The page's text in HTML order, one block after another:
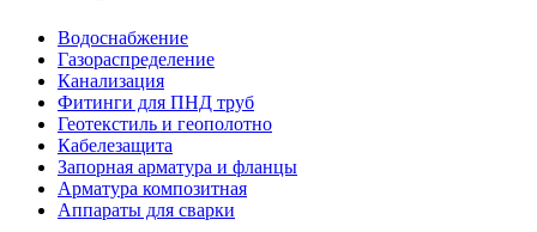
Водоснабжение
Газораспределение
Канализация
Фитинги для ПНД труб
Геотекстиль и геополотно
Кабелезащита
Запорная арматура и фланцы
Арматура композитная
Аппараты для сварки